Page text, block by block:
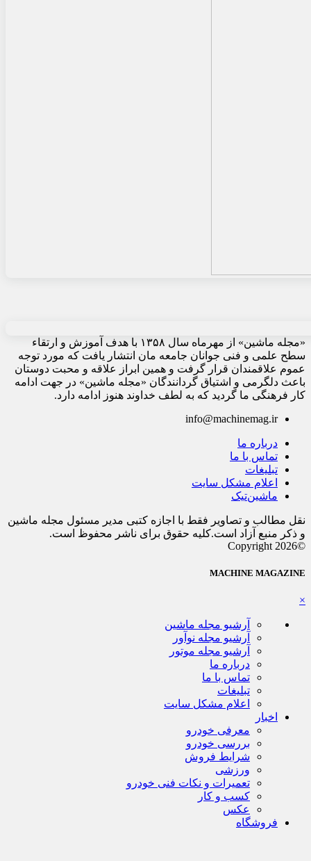
«مجله ماشین» از مهرماه سال ۱۳۵۸ با هدف آموزش و ارتقاء
سطح علمی و فنی جوانان جامعه مان انتشار یافت که مورد توجه
عموم علاقمندان قرار گرفت و همین ابراز علاقه و محبت دوستان
باعث دلگرمی و اشتیاق گردانندگان «مجله ماشین» در جهت ادامه
کار فرهنگی ما گردید که به لطف خداوند هنوز ادامه دارد.
info@machinemag.ir
درباره ما
تماس با ما
تبلیغات
اعلام مشکل سایت
ماشین‌تیک
نقل مطالب و تصاویر فقط با اجازه کتبی مدیر مسئول مجله ماشین
و ذکر منبع آزاد است.کلیه حقوق برای ناشر محفوظ است.
©Copyright 2026
MACHINE MAGAZINE
×
آرشیو مجله ماشین
آرشیو مجله نوآور
آرشیو مجله موتور
درباره ما
تماس با ما
تبلیغات
اعلام مشکل سایت
اخبار
معرفی خودرو
بررسی خودرو
شرایط فروش
ورزشی
تعمیرات و نکات فنی خودرو
کسب و کار
عکس
فروشگاه